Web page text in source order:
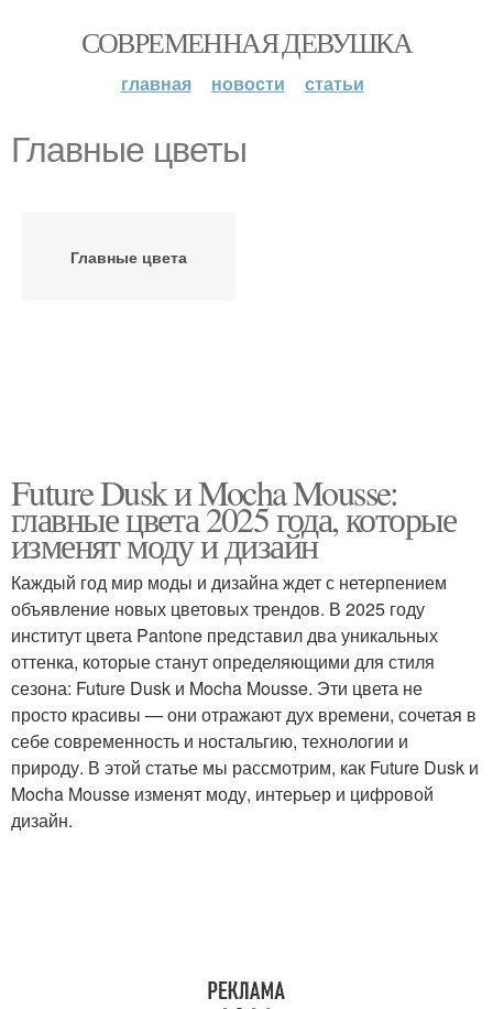
СОВРЕМЕННАЯ ДЕВУШКА
главная новости статьи
Главные цветы
Главные цвета
Future Dusk и Mocha Mousse:
главные цвета 2025 года, которые
изменят моду и дизайн
Каждый год мир моды и дизайна ждет с нетерпением
объявление новых цветовых трендов. В 2025 году
институт цвета Pantone представил два уникальных
оттенка, которые станут определяющими для стиля
сезона: Future Dusk и Mocha Mousse. Эти цвета не
просто красивы — они отражают дух времени, сочетая в
себе современность и ностальгию, технологии и
природу. В этой статье мы рассмотрим, как Future Dusk и
Mocha Mousse изменят моду, интерьер и цифровой
дизайн.